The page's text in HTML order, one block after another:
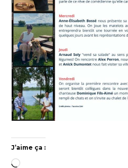
J’aime ça :
Chargement…